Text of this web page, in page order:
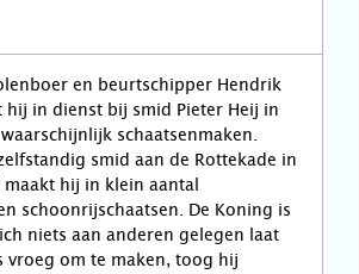
en beurtschipper Hendrik
in dienst bij smid Pieter Heij in
schaatsenmaken.
smid aan de Rottekade in
hij in klein aantal
schoonrijschaatsen. De Koning is
niets aan anderen gelegen laat
vroeg om te maken, toog hij